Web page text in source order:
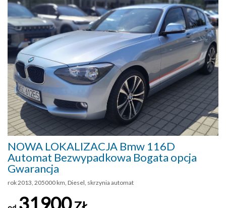
NOWA LOKALIZACJA Bmw 116D
Automat Bezwypadkowa Bogata opcja
Gwarancja
rok 2013, 205000 km, Diesel, skrzynia automat
31900